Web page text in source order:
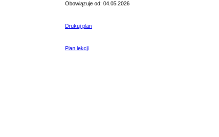
Obowiązuje od: 04.05.2026
Drukuj plan
Plan lekcji